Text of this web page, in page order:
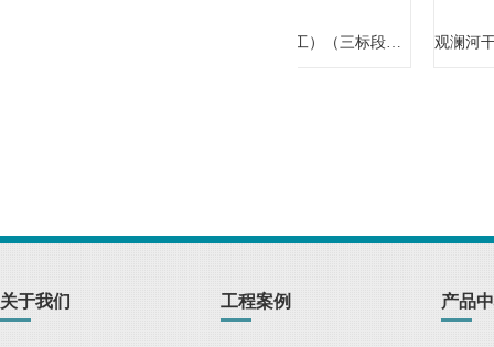
观澜河干流碧道建设工程（施工）（三标段）-配电箱和标识采购
关于我们 工程案例 产品